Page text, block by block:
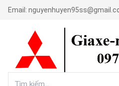
Email: